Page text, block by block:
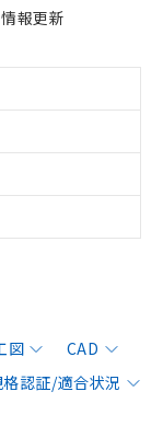
報更新
図
CAD
格認証/適合状況